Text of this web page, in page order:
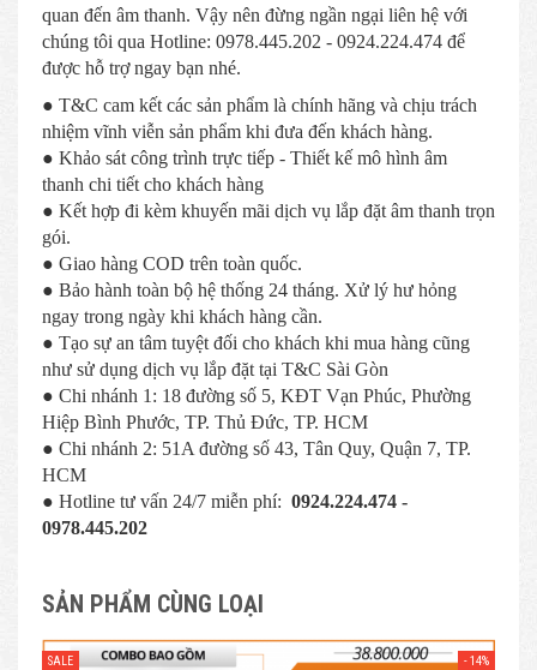
quan đến âm thanh. Vậy nên đừng ngần ngại liên hệ với
chúng tôi qua Hotline: 0978.445.202 - 0924.224.474 để
được hỗ trợ ngay bạn nhé.
● T&C cam kết các sản phẩm là chính hãng và chịu trách
nhiệm vĩnh viễn sản phẩm khi đưa đến khách hàng.
● Khảo sát công trình trực tiếp - Thiết kế mô hình âm
thanh chi tiết cho khách hàng
● Kết hợp đi kèm khuyến mãi dịch vụ lắp đặt âm thanh trọn
gói.
● Giao hàng COD trên toàn quốc.
● Bảo hành toàn bộ hệ thống 24 tháng. Xử lý hư hỏng
ngay trong ngày khi khách hàng cần.
● Tạo sự an tâm tuyệt đối cho khách khi mua hàng cũng
như sử dụng dịch vụ lắp đặt tại T&C Sài Gòn
● Chi nhánh 1: 18 đường số 5, KĐT Vạn Phúc, Phường
Hiệp Bình Phước, TP. Thủ Đức, TP. HCM
● Chi nhánh 2: 51A đường số 43, Tân Quy, Quận 7, TP.
HCM
● Hotline tư vấn 24/7 miễn phí: 0924.224.474 -
0978.445.202
SẢN PHẨM CÙNG LOẠI
SALE - 14%